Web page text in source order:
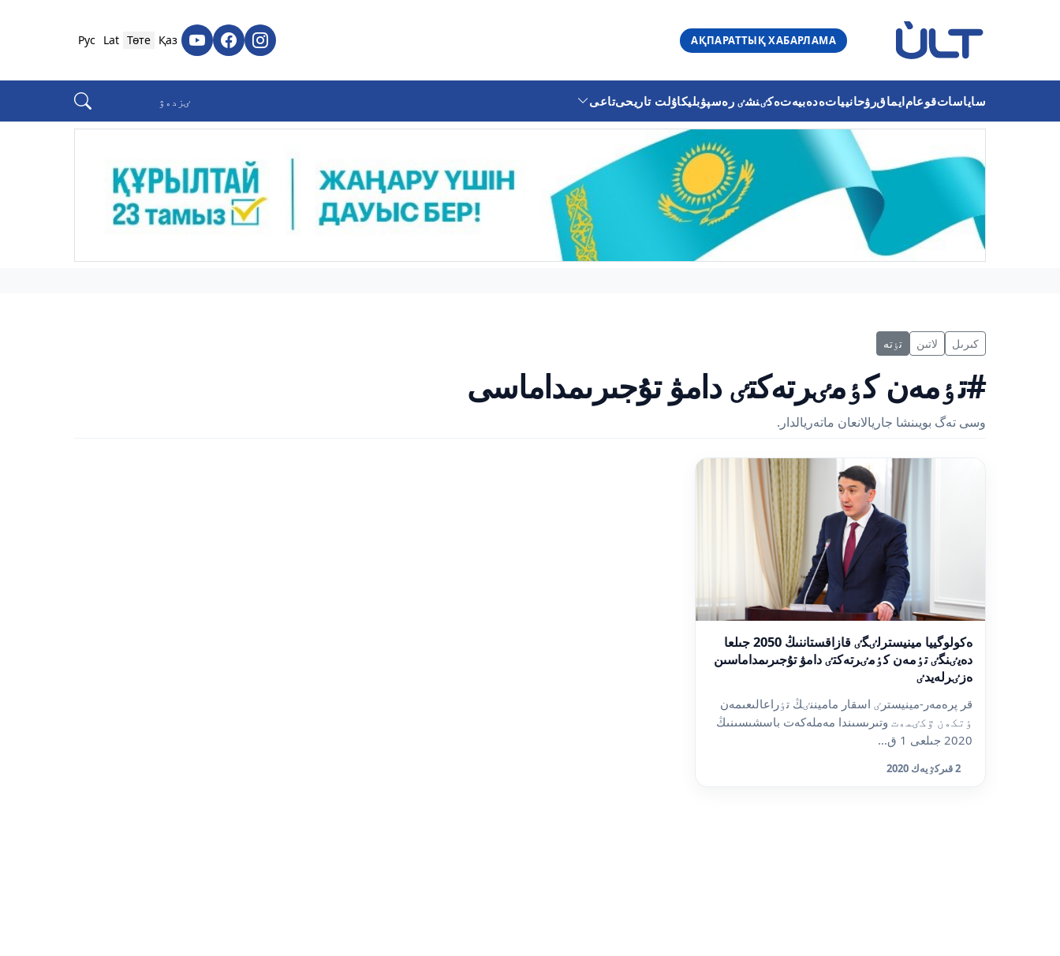
АҚПАРАТТЫҚ ХАБАРЛАМА
Қаз
Төте
Lat
Рус
ساياساتقوعامايماقرۋحانيياتەدەبيەتەكٸنشٸ رەسپۋبليكاۇلت تاريحىتاعى
كىرىل لاتىن تٶتە
#تٶمەن كٶمٸرتەكتٸ دامۋ تۇجىرىمداماسى
وسى تەگ بويىنشا جاريالانعان ماتەريالدار.
ەكولوگييا مينيسترلٸگٸ قازاقستاننىڭ 2050 جىلعا
دەيٸنگٸ تٶمەن كٶمٸرتەكتٸ دامۋ تۇجىرىمداماسىن
ەزٸرلەيدٸ
قر پرەمەر-مينيسترٸ اسقار ماميننٸڭ تٶراعالىعىمەن
ٶتكەن ٷكٸمەت وتىرىسىندا مەملەكەت باسشىسىنىڭ
2020 جىلعى 1 ق...
2 قىركٷيەك 2020